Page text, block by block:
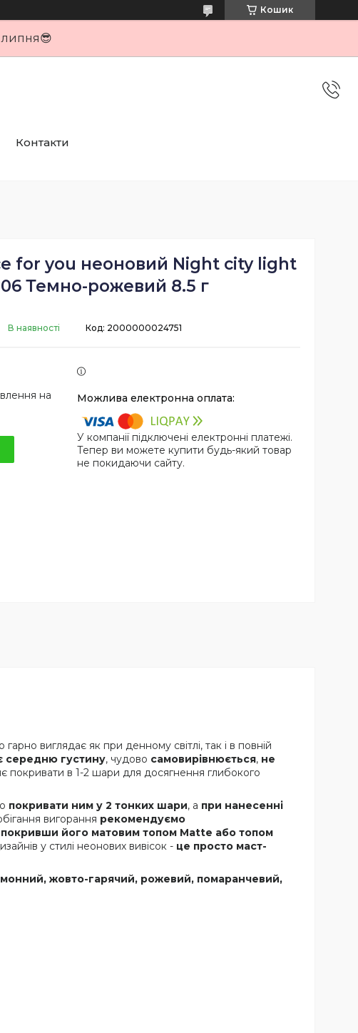
Кошик
Контакти
for you неоновий Night city light
Темно-рожевий 8.5 г
В наявності Код: 2000000024751
на
У компанії підключені електронні платежі.
Тепер ви можете купити будь-який товар
не покидаючи сайту.
виглядає як при денному світлі, так і в повній
середню густину, чудово самовирівнюється, не
покривати в 1-2 шари для досягнення глибокого
покривати ним у 2 тонких шари, а при нанесенні
вигорання рекомендуємо
його матовим топом Matte або топом
у стилі неонових вивісок - це просто маст-
жовто-гарячий, рожевий, помаранчевий,